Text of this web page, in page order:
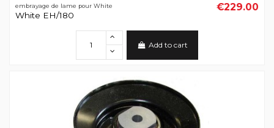
embrayage de lame pour White
White EH/180
€229.00
Add to cart